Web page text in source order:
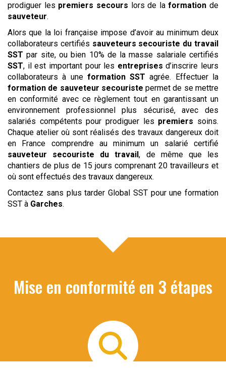
prodiguer les premiers secours lors de laformation de
sauveteur.
Alors que la loi française impose d’avoir au minimum deux
collaborateurs certifiés sauveteurs secouriste du travail
SST par site, ou bien 10% de la masse salariale certifiés
SST, il est important pour les entreprises d’inscrire leurs
collaborateurs à une formation SST agrée. Effectuer la
formation de sauveteur secouriste permet de se mettre
en conformité avec ce règlement tout en garantissant un
environnement professionnel plus sécurisé, avec des
salariés compétents pour prodiguer les premiers soins.
Chaque atelier où sont réalisés des travaux dangereux doit
en France comprendre au minimum un salarié certifié
sauveteur
secouriste du travail, de même que les
chantiers de plus de 15 jours comprenant 20 travailleurs et
où sont effectués des travaux dangereux.
Contactez sans plus tarder Global SST pour une formation
SST à Garches.
Mise en conformité en 3 étapes